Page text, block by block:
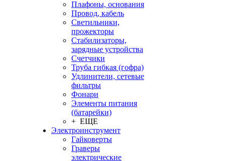
Плафоны, основания
Провод, кабель
Светильники,
прожекторы
Стабилизаторы,
зарядные устройства
Счетчики
Труба гибкая (гофра)
Удлинители, сетевые
фильтры
Фонари
Элементы питания
(батарейки)
+ ЕЩЕ
Электроинструмент
Гайковерты
Граверы
электрические